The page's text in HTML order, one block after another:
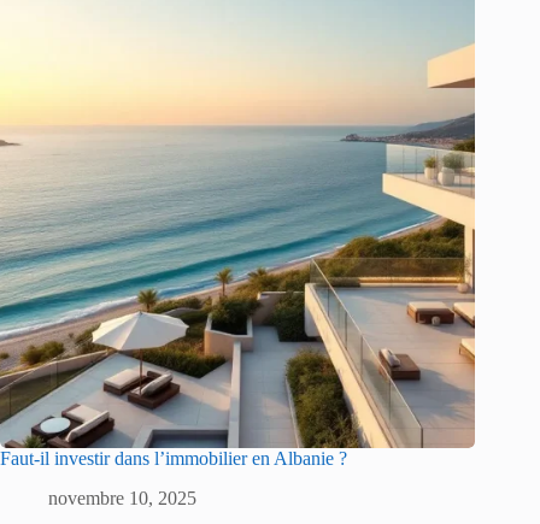
Faut-il investir dans l’immobilier en Albanie ?
novembre 10, 2025